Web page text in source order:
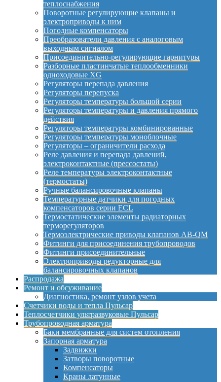
теплоснабжения
Поворотные регулирующие клапаны и
электроприводы к ним
Погодные компенсаторы
Преобразователи давления с аналоговым
выходным сигналом
Присоединительно-регулирующие гарнитуры
Разборные пластинчатые теплообменники
одноходовые XG
Регуляторы перепада давления
Регуляторы перепуска
Регуляторы температуры большой серии
Регуляторы температуры и давления прямого
действия
Регуляторы температуры комбинированные
Регуляторы температуры моноблочные
Регуляторы – ограничители расхода
Реле давления и перепада давлений,
электроконтактные (прессостаты)
Реле температуры электроконтактные
(термостаты)
Ручные балансировочные клапаны
Температурные датчики для погодных
компенсаторов серии ECL
Термостатические элементы радиаторных
терморегуляторов
Термоэлектрические приводы клапанов AB-QM
Фитинги для присоединения трубопроводов
Фитинги присоединительные
Электроприводы редукторные для
балансировочных клапанов
Распродажа
Ремонт и обсуживание
Диагностика, ремонт узлов учета
Счетчики воды и тепла Пульсар
Теплосчетчики ультразвуковые Пульсар
Трубопроводная арматура
Баки мембранные для систем отопления
Запорная арматура
Задвижки
Затворы поворотные
Компенсаторы
Краны латунные